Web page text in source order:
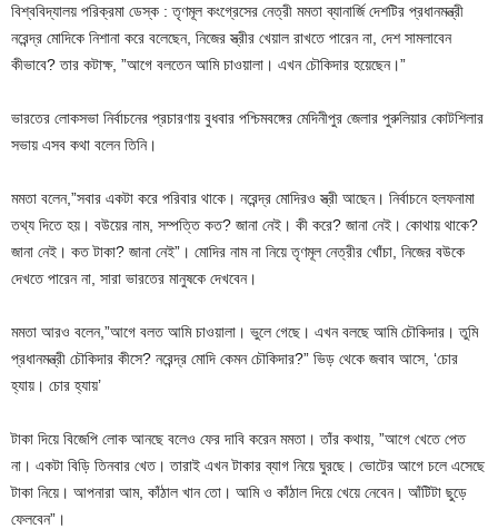
বিশ্ববিদ্যালয় পরিক্রমা ডেস্ক : তৃণমূল কংগ্রেসের নেত্রী মমতা ব্যানার্জি দেশটির প্রধানমন্ত্রী
নরেন্দ্র মোদিকে নিশানা করে বলেছেন, নিজের স্ত্রীর খেয়াল রাখতে পারেন না, দেশ সামলাবেন
কীভাবে? তার কটাক্ষ, ”আগে বলতেন আমি চাওয়ালা। এখন চৌকিদার হয়েছেন।”
ভারতের লোকসভা নির্বাচনের প্রচারণায় বুধবার পশ্চিমবঙ্গের মেদিনীপুর জেলার পুরুলিয়ার কোটশিলার
সভায় এসব কথা বলেন তিনি।
মমতা বলেন,”সবার একটা করে পরিবার থাকে। নরেন্দ্র মোদিরও স্ত্রী আছেন। নির্বাচনে হলফনামা
তথ্য দিতে হয়। বউয়ের নাম, সম্পত্তি কত? জানা নেই। কী করে? জানা নেই। কোথায় থাকে?
জানা নেই। কত টাকা? জানা নেই”। মোদির নাম না নিয়ে তৃণমূল নেত্রীর খোঁচা, নিজের বউকে
দেখতে পারেন না, সারা ভারতের মানুষকে দেখবেন।
মমতা আরও বলেন,”আগে বলত আমি চাওয়ালা। ভুলে গেছে। এখন বলছে আমি চৌকিদার। তুমি
প্রধানমন্ত্রী চৌকিদার কীসে? নরেন্দ্র মোদি কেমন চৌকিদার?” ভিড় থেকে জবাব আসে, ‘চোর
হ্যায়। চোর হ্যায়’
টাকা দিয়ে বিজেপি লোক আনছে বলেও ফের দাবি করেন মমতা। তাঁর কথায়, ”আগে খেতে পেত
না। একটা বিড়ি তিনবার খেত। তারাই এখন টাকার ব্যাগ নিয়ে ঘুরছে। ভোটের আগে চলে এসেছে
টাকা নিয়ে। আপনারা আম, কাঁঠাল খান তো। আমি ও কাঁঠাল দিয়ে খেয়ে নেবেন। আঁটিটা ছুড়ে
ফেলবেন”।